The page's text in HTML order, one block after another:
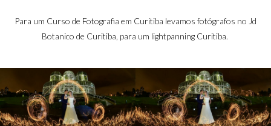
Para um Curso de Fotografia em Curitiba levamos fotógrafos no Jd
Botanico de Curitiba, para um lightpanning Curitiba.